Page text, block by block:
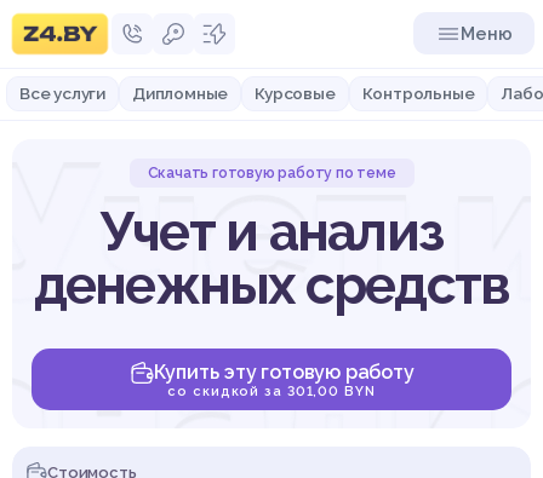
Меню
Все услуги Дипломные Курсовые Контрольные
Скачать готовую работу по теме
Учет и анализ
денежных средств
Купить эту готовую работу
со скидкой за 301,00 BYN
Стоимость